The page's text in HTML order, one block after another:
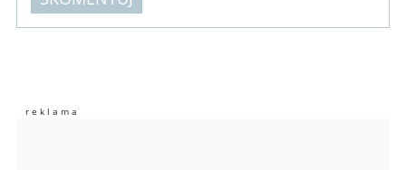
Imię (Wymagane)